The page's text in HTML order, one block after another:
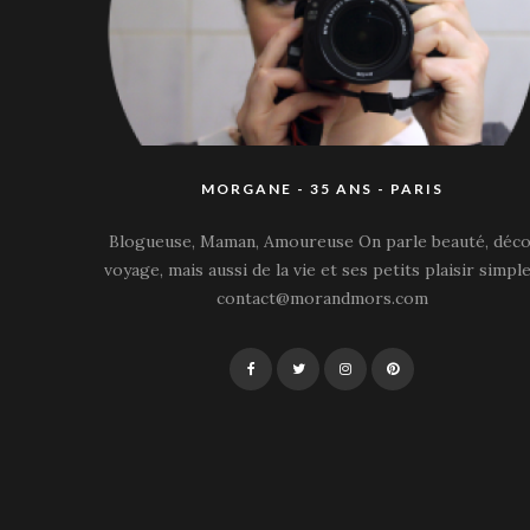
MORGANE - 35 ANS - PARIS
Blogueuse, Maman, Amoureuse On parle beauté,
voyage, mais aussi de la vie et ses petits plaisir
contact@morandmors.com